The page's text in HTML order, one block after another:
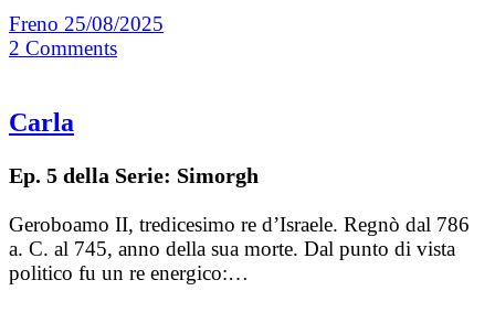
Freno 25/08/2025
2 Comments
Carla
Ep. 5 della Serie: Simorgh
Geroboamo II, tredicesimo re d’Israele. Regnò dal 786
a. C. al 745, anno della sua morte. Dal punto di vista
politico fu un re energico:…